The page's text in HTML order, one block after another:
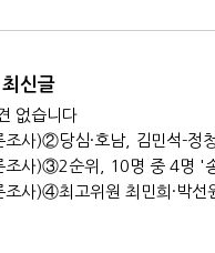
신글
없습니다
조사)②당심·호남, 김민석-정